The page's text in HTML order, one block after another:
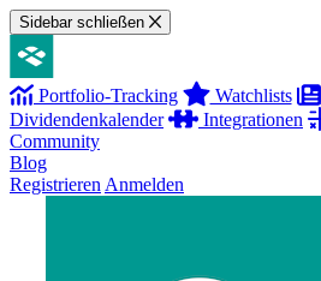
Sidebar schließen
Portfolio-Tracking Watchlists
Dividendenkalender
Integrationen
Community
Blog
Registrieren Anmelden